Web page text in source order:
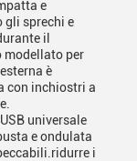
e
gli sprechi e
il
modellato per
è
con inchiostri a
universale
e ondulata
i